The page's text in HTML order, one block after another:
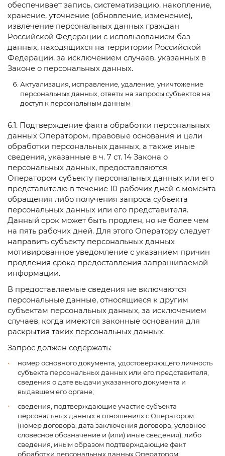
обеспечивает запись, систематизацию, накопление,
хранение, уточнение (обновление, изменение),
извлечение персональных данных граждан
Российской Федерации с использованием баз
данных, находящихся на территории Российской
Федерации, за исключением случаев, указанных в
Законе о персональных данных.
Актуализация, исправление, удаление, уничтожение
персональных данных, ответы на запросы субъектов на
доступ к персональным данным
6.1. Подтверждение факта обработки персональных
данных Оператором, правовые основания и цели
обработки персональных данных, а также иные
сведения, указанные в ч. 7 ст. 14 Закона о
персональных данных, предоставляются
Оператором субъекту персональных данных или его
представителю в течение 10 рабочих дней с момента
обращения либо получения запроса субъекта
персональных данных или его представителя.
Данный срок может быть продлен, но не более чем
на пять рабочих дней. Для этого Оператору следует
направить субъекту персональных данных
мотивированное уведомление с указанием причин
продления срока предоставления запрашиваемой
информации.
В предоставляемые сведения не включаются
персональные данные, относящиеся к другим
субъектам персональных данных, за исключением
случаев, когда имеются законные основания для
раскрытия таких персональных данных.
Запрос должен содержать:
номер основного документа, удостоверяющего личность
субъекта персональных данных или его представителя,
сведения о дате выдачи указанного документа и
выдавшем его органе;
сведения, подтверждающие участие субъекта
персональных данных в отношениях с Оператором
(номер договора, дата заключения договора, условное
словесное обозначение и (или) иные сведения), либо
сведения, иным образом подтверждающие факт
обработки персональных данных Оператором;